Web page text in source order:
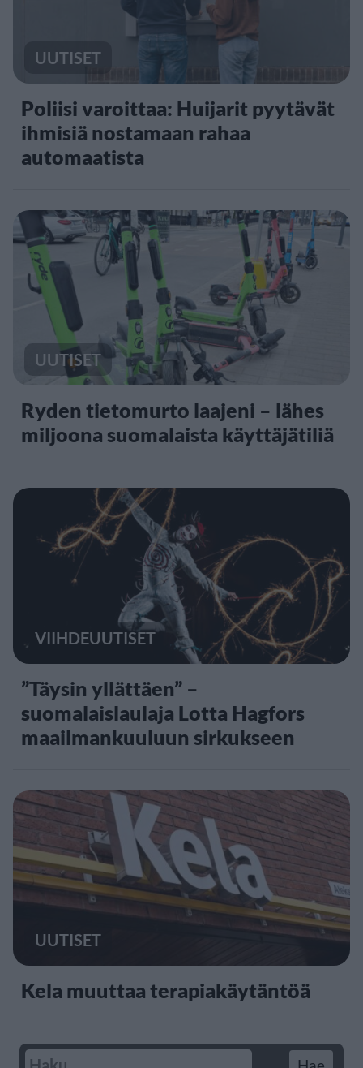
UUTISET
Poliisi varoittaa: Huijarit pyytävät
ihmisiä nostamaan rahaa
automaatista
UUTISET
Ryden tietomurto laajeni – lähes
miljoona suomalaista käyttäjätiliä
VIIHDEUUTISET
”Täysin yllättäen” –
suomalaislaulaja Lotta Hagfors
maailmankuuluun sirkukseen
UUTISET
Kela muuttaa terapiakäytäntöä